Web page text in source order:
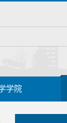
学院